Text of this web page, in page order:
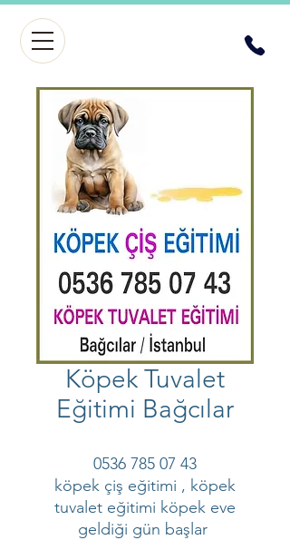
Köpek Tuvalet
Eğitimi Bağcılar
0536 785 07 43
köpek çiş eğitimi , köpek
tuvalet eğitimi köpek eve
geldiği gün başlar